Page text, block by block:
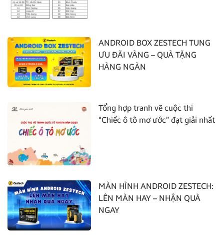
ANDROID BOX ZESTECH TUNG
ƯU ĐÃI VÀNG – QUÀ TẶNG
HÀNG NGÀN
Tổng hợp tranh vẽ cuộc thi
“Chiếc ô tô mơ ước” đạt giải nhất
MÀN HÌNH ANDROID ZESTECH:
LÊN MÀN HAY – NHẬN QUÀ
NGAY